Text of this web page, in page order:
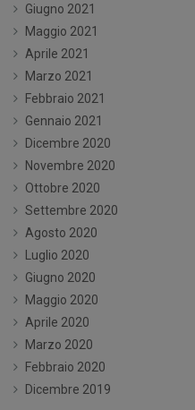
Giugno 2021
Maggio 2021
Aprile 2021
Marzo 2021
Febbraio 2021
Gennaio 2021
Dicembre 2020
Novembre 2020
Ottobre 2020
Settembre 2020
Agosto 2020
Luglio 2020
Giugno 2020
Maggio 2020
Aprile 2020
Marzo 2020
Febbraio 2020
Dicembre 2019